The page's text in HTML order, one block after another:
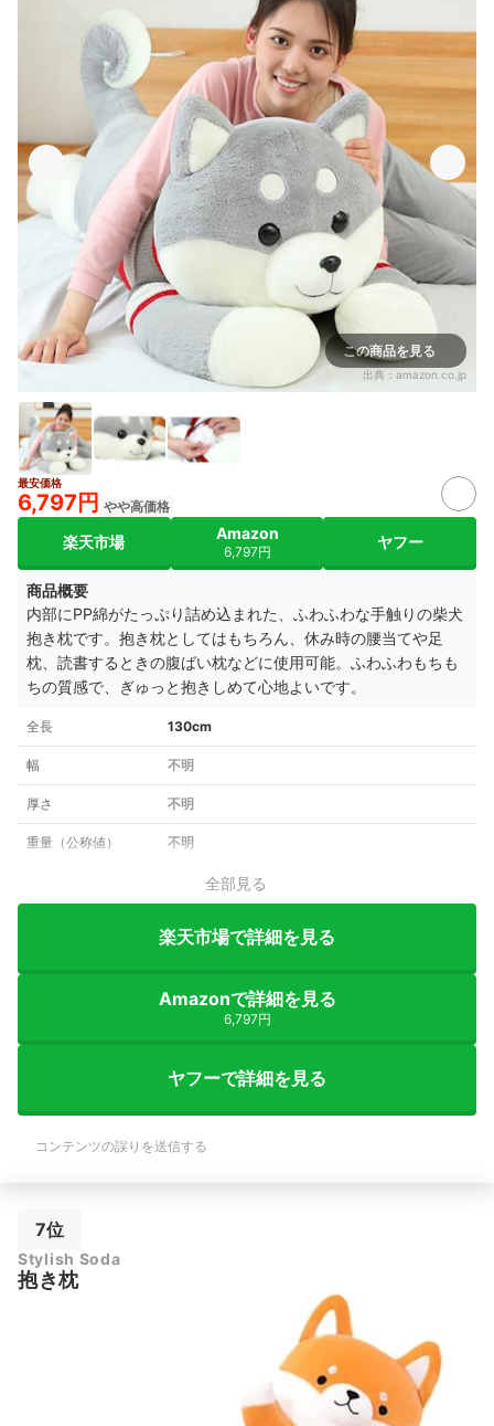
この商品を見る
出典： amazon.co.jp
最安価格
6,797円 やや高価格
楽天市場 Amazon
6,797円
ヤフー
商品概要
内部にPP綿がたっぷり詰め込まれた、ふわふわな手触りの柴犬
抱き枕です。抱き枕としてはもちろん、休み時の腰当てや足
枕、読書するときの腹ばい枕などに使用可能。ふわふわもちも
ちの質感で、ぎゅっと抱きしめて心地よいです。
全長 130cm
幅 不明
厚さ 不明
重量（公称値） 不明
全部見る
楽天市場で詳細を見る
Amazonで詳細を見る
6,797円
ヤフーで詳細を見る
コンテンツの誤りを送信する
7位
Stylish Soda
抱き枕